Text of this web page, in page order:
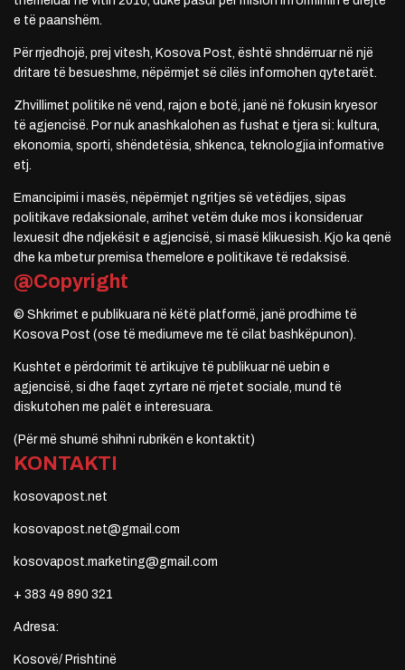
e të paanshëm.
Për rrjedhojë, prej vitesh, Kosova Post, është shndërruar në një
dritare të besueshme, nëpërmjet së cilës informohen qytetarët.
Zhvillimet politike në vend, rajon e botë, janë në fokusin kryesor
të agjencisë. Por nuk anashkalohen as fushat e tjera si: kultura,
ekonomia, sporti, shëndetësia, shkenca, teknologjia informative
etj.
Emancipimi i masës, nëpërmjet ngritjes së vetëdijes, sipas
politikave redaksionale, arrihet vetëm duke mos i konsideruar
lexuesit dhe ndjekësit e agjencisë, si masë klikuesish. Kjo ka qenë
dhe ka mbetur premisa themelore e politikave të redaksisë.
@Copyright
© Shkrimet e publikuara në këtë platformë, janë prodhime të
Kosova Post (ose të mediumeve me të cilat bashkëpunon).
Kushtet e përdorimit të artikujve të publikuar në uebin e
agjencisë, si dhe faqet zyrtare në rrjetet sociale, mund të
diskutohen me palët e interesuara.
(Për më shumë shihni rubrikën e kontaktit)
KONTAKTI
kosovapost.net
kosovapost.net@gmail.com
kosovapost.marketing@gmail.com
+ 383 49 890 321
Adresa:
Kosovë/ Prishtinë